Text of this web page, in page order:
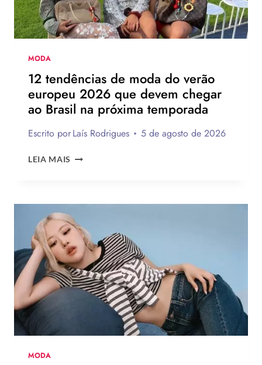
MODA
12 tendências de moda do verão
europeu 2026 que devem chegar
ao Brasil na próxima temporada
Escrito porLaís Rodrigues 5 de agosto de 2026
LEIA MAIS
DO
VERÃO
EUROPEU
2026
QUE
DEVEM
CHEGAR
AO
MODA